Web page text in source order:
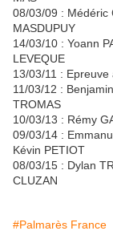
08/03/09 : Médéric
MASDUPUY
14/03/10 : Yoann
LEVEQUE
13/03/11 : Epreuve
11/03/12 :
TROMAS
10/03/13 : Rémy
09/03/14 :
Kévin PETIOT
08/03/15 : Dylan
CLUZAN
#Palmarès France